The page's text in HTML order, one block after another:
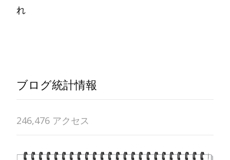
れ
ブログ統計情報
246,476 アクセス